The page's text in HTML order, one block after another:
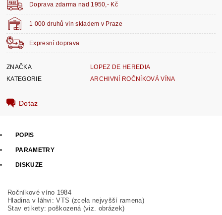
1 000 druhů vín skladem v Praze
Expresní doprava
Doprava zdarma nad 1950,- Kč
ZNAČKA
LOPEZ DE HEREDIA
KATEGORIE
ARCHIVNÍ ROČNÍKOVÁ VÍNA
Dotaz
POPIS
PARAMETRY
DISKUZE
Ročníkové víno 1984
Hladina v láhvi: VTS (zcela nejvyšší ramena)
Stav etikety: poškozená (viz. obrázek)